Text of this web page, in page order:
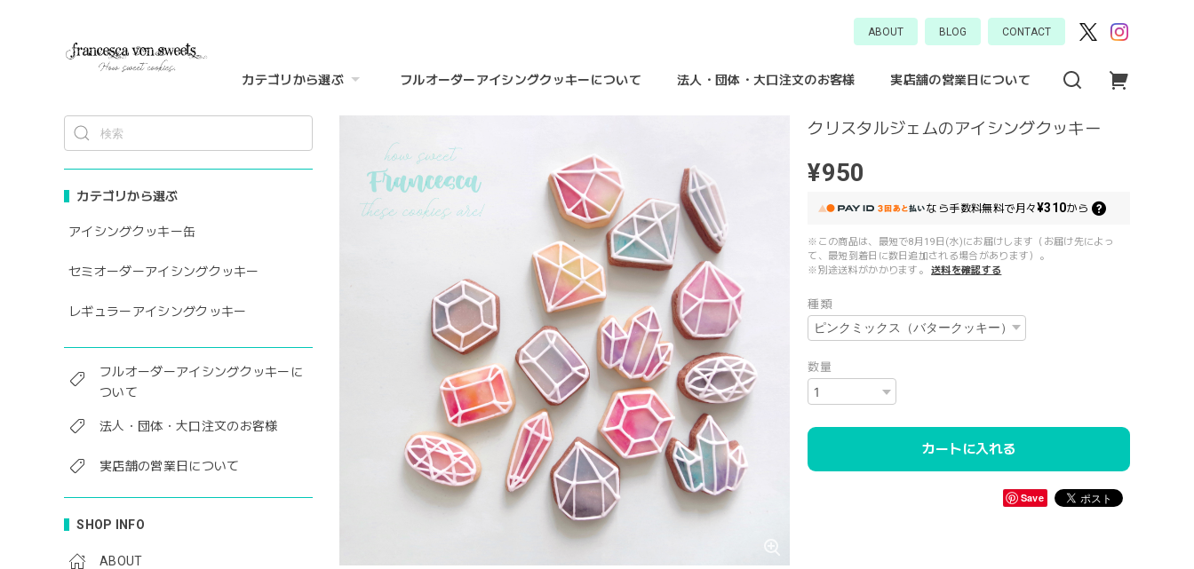
ABOUT BLOG CONTACT
カテゴリから選ぶ フルオーダーアイシングクッキーについて 法人・団体・大口注文のお客様 実店舗の営業日について
カテゴリから選ぶ
アイシングクッキー缶
セミオーダーアイシングクッキー
レギュラーアイシングクッキー
フルオーダーアイシングクッキーに
ついて
法人・団体・大口注文のお客様
実店舗の営業日について
SHOP INFO
ABOUT
クリスタルジェムのアイシングクッキー
¥950
なら手数料無料で月々¥310から
※この商品は、最短で8月19日(水)にお届けします（お届け先によっ
て、最短到着日に数日追加される場合があります）。
※別途送料がかかります。
送料を確認する
種類
数量
カートに入れる
Save